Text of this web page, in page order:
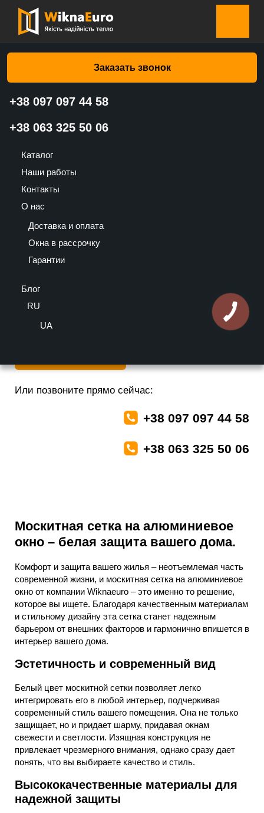
Заказать звонок
+38 097 097 44 58
+38 063 325 50 06
Каталог
Наши работы
Контакты
О нас
Доставка и оплата
Окна в рассрочку
Гарантии
Блог
RU
UA
Главная страница»Каталог
Москитная сетка На алюминиевое окно – белая
Москитная сетка На
1225
Больше информации можно получить у наших
специалистов бесплатно
Или позвоните прямо сейчас:
+38 097 097 44 58
+38 063 325 50 06
Москитная сетка на алюминиевое
окно – белая защита вашего дома.
Комфорт и защита вашего жилья – неотъемлемая часть
современной жизни, и москитная сетка на алюминиевое
окно от компании Wiknaeuro – это именно то решение,
которое вы ищете. Благодаря качественным материалам
и стильному дизайну эта сетка станет надежным
барьером от внешних факторов и гармонично впишется в
интерьер вашего дома.
Эстетичность и современный вид
Белый цвет москитной сетки позволяет легко
интегрировать его в любой интерьер, подчеркивая
современный стиль вашего помещения. Она не только
защищает, но и придает шарму, придавая окнам
свежести и светлости. Изящная конструкция не
привлекает чрезмерного внимания, однако сразу дает
понять, что вы выбираете качество и стиль.
Высококачественные материалы для
надежной защиты